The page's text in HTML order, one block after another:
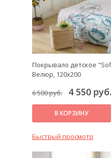
Покрывало детское
Велюр, 120х200
6 500 руб. 4 550 руб.
В КОРЗИНУ
Быстрый просмотр